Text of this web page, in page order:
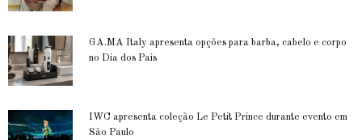
GA.MA Italy apresenta opções para barba, cabelo e corpo
no Dia dos Pais
IWC apresenta coleção Le Petit Prince durante evento em
São Paulo